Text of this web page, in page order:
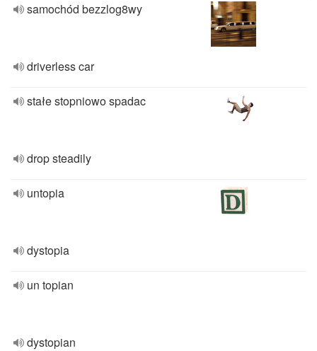
samochód bezzlog8wy
driverless car
stałe stopniowo spadac
drop steadily
untopia
dystopia
un topian
dystopian